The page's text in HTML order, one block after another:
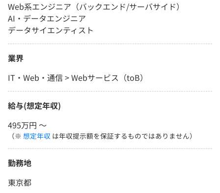
Web系エンジニア（バックエンド/サーバサイド）
AI・データエンジニア
データサイエンティスト
業界
IT・Web・通信 > Webサービス（toB）
給与(想定年収)
495万円 〜
（※ 想定年収 は年収提示額を保証するものではありません）
勤務地
東京都